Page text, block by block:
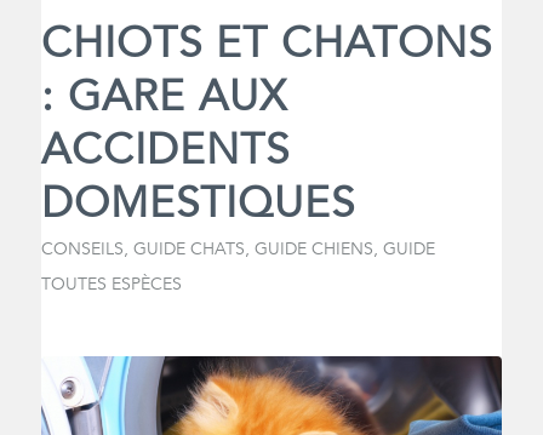
CHIOTS ET CHATONS
: GARE AUX
ACCIDENTS
DOMESTIQUES
CONSEILS, GUIDE CHATS, GUIDE CHIENS, GUIDE
TOUTES ESPÈCES